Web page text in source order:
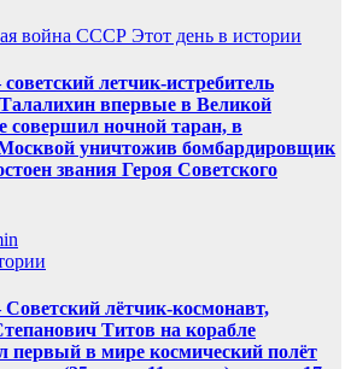
война СССР Этот день в истории
советский летчик-истребитель
впервые в Великой
совершил ночной таран, в
уничтожив бомбардировщик
звания Героя Советского
Советский лётчик-космонавт,
Титов на корабле
первый в мире космический полёт